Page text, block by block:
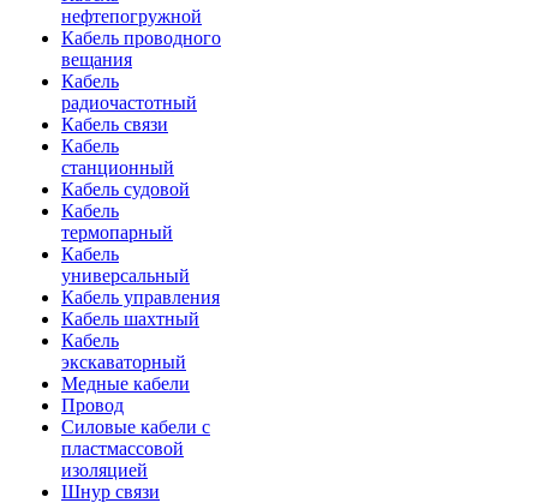
нефтепогружной
Кабель проводного
вещания
Кабель
радиочастотный
Кабель связи
Кабель
станционный
Кабель судовой
Кабель
термопарный
Кабель
универсальный
Кабель управления
Кабель шахтный
Кабель
экскаваторный
Медные кабели
Провод
Силовые кабели с
пластмассовой
изоляцией
Шнур связи